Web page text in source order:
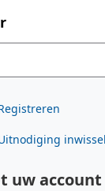
uw account